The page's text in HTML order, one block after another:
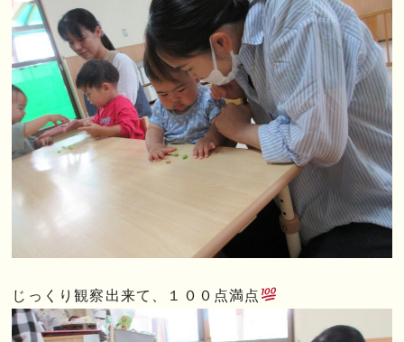
じっくり観察出来て、１００点満点